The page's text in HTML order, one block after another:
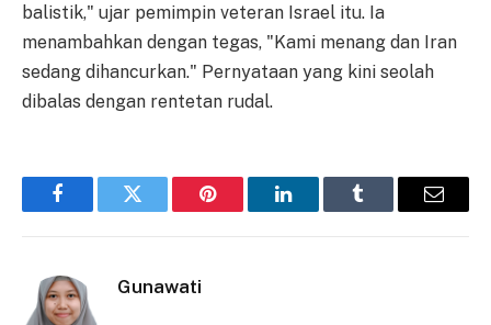
balistik," ujar pemimpin veteran Israel itu. Ia
menambahkan dengan tegas, "Kami menang dan Iran
sedang dihancurkan." Pernyataan yang kini seolah
dibalas dengan rentetan rudal.
FacebookTwitter Pinterest LinkedInTumblr Email
Gunawati